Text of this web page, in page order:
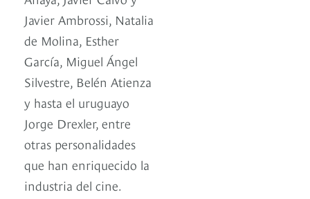
Javier Ambrossi, Natalia
de Molina, Esther
García, Miguel Ángel
Silvestre, Belén Atienza
y hasta el uruguayo
Jorge Drexler, entre
otras personalidades
que han enriquecido la
industria del cine.